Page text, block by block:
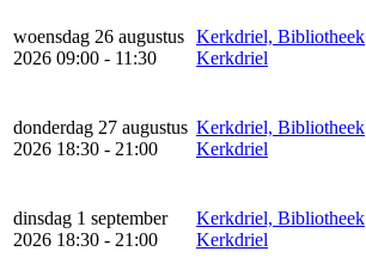
woensdag 26 augustus
2026 09:00 - 11:30
Kerkdriel, Bibliotheek
Kerkdriel
donderdag 27 augustus
2026 18:30 - 21:00
Kerkdriel, Bibliotheek
Kerkdriel
dinsdag 1 september
2026 18:30 - 21:00
Kerkdriel, Bibliotheek
Kerkdriel